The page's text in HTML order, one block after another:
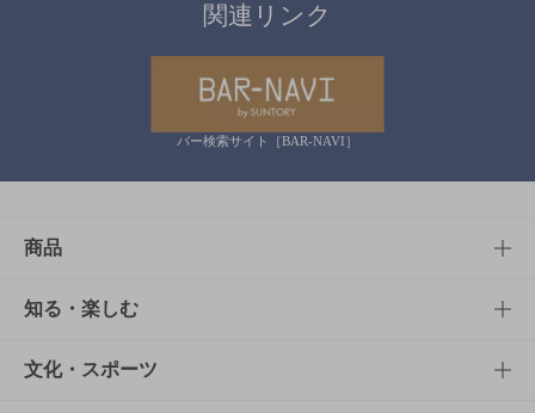
関連リンク
バー検索サイト［BAR-NAVI］
商品
商品TOP
商品一覧
知る・楽しむ
知る・楽しむTOP
文化・スポーツ